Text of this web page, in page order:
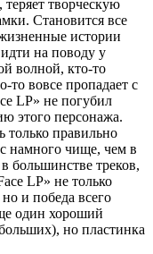
творческую
Становится все
истории
на поводу у
волной, кто-то
то вовсе пропадает с
LP» не погубил
этого персонажа.
только правильно
намного чище, чем в
большинстве треков,
LP» не только
и победа всего
один хороший
но пластинка